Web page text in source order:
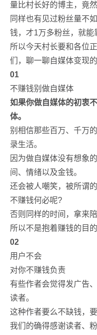
量比村长好的博主，竟然
同样也有见过粉丝量不
钱，才1万多粉丝，就能
所以今天村长要和各位
们，聊一聊自媒体变现的
01
不赚钱别做自媒体
如果你做自媒体的初衷
体。
别相信那些百万、千万
录生活。
因为做自媒体没有想象
间、情绪以及金钱。
还会被人嘲笑，被所谓
不赚钱何必呢?
否则同样的时间，拿来
所以不是抱着赚钱的目
02
用户不会
对你不赚钱负责
有些作者会觉得发广告
读者。
这种作者要么不缺钱，
我们的确得感谢读者、